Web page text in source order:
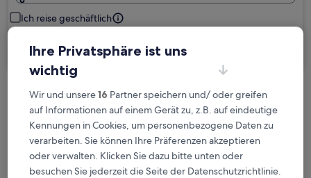
Ich reise geschäftlich
Suchen
Kostenlose Stornierung bei
Planänderungen
Verdiene Prämien für jede
wahrgenommene Übernachtung
Ihre Privatsphäre ist uns
wichtig
Wir und unsere16 Partner speichern und/ oder greifen
auf Informationen auf einem Gerät zu, z.B. auf eindeutige
Kennungen in Cookies, um personenbezogene Daten zu
verarbeiten. Sie können Ihre Präferenzen akzeptieren
oder verwalten. Klicken Sie dazu bitte unten oder
besuchen Sie jederzeit die Seite der Datenschutzrichtlinie.